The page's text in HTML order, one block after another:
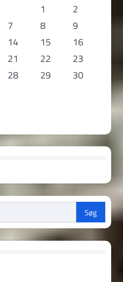
1
2
7 8
9
14 15
16
21 22
23
28 29
30